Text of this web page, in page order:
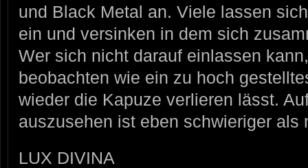
und Black Metal an. Viele lassen
ein und versinken in dem sich
Wer sich nicht darauf einlassen
beobachten wie ein zu hoch
wieder die Kapuze verlieren lässt.
auszusehen ist eben schwieriger als
LUX DIVINA